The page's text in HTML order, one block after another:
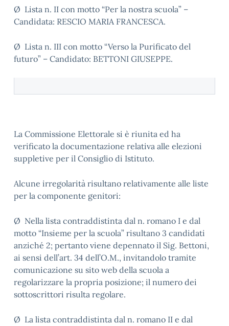
Ø Lista n. II con motto “Per la nostra scuola” –
Candidata: RESCIO MARIA FRANCESCA.
Ø Lista n. III con motto “Verso la Purificato del
futuro” – Candidato: BETTONI GIUSEPPE.
La Commissione Elettorale si è riunita ed ha
verificato la documentazione relativa alle elezioni
suppletive per il Consiglio di Istituto.
Alcune irregolarità risultano relativamente alle liste
per la componente genitori:
Ø Nella lista contraddistinta dal n. romano I e dal
motto “Insieme per la scuola” risultano 3 candidati
anziché 2; pertanto viene depennato il Sig. Bettoni,
ai sensi dell’art. 34 dell’O.M., invitandolo tramite
comunicazione su sito web della scuola a
regolarizzare la propria posizione; il numero dei
sottoscrittori risulta regolare.
Ø La lista contraddistinta dal n. romano II e dal